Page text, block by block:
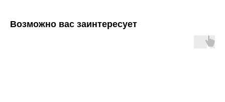
Возможно вас заинтересует